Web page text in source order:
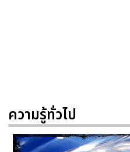
ความรู้ทั่วไป